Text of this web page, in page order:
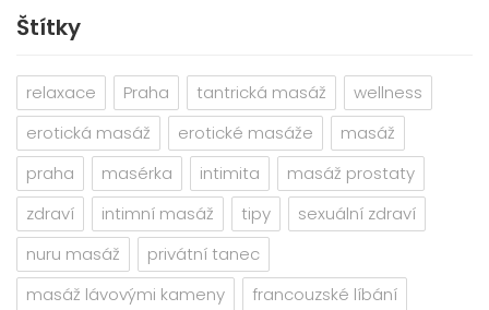
Štítky
relaxace Praha tantrická masáž
wellness
erotická masáž
erotické masáže
masáž
praha
masérka intimita
masáž prostaty
zdraví
intimní masáž tipy
sexuální zdraví
nuru masáž
privátní tanec
masáž lávovými kameny
francouzské líbání